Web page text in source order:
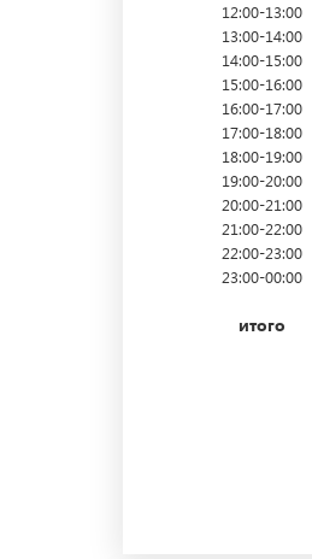
12:00-13:00
13:00-14:00
14:00-15:00
15:00-16:00
16:00-17:00
17:00-18:00
18:00-19:00
19:00-20:00
20:00-21:00
21:00-22:00
22:00-23:00
23:00-00:00
итого